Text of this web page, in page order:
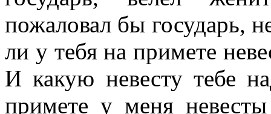
пожаловал бы государь,
ли у тебя на примете
И какую невесту тебе
примете у меня